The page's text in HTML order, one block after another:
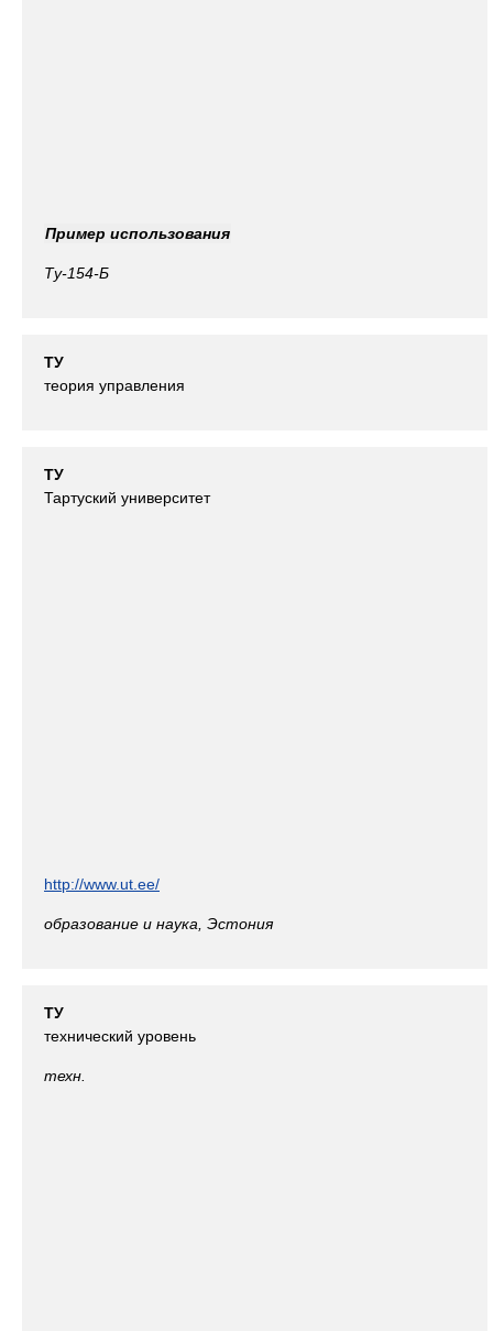
Пример использования
Ту-154-Б
ТУ
теория управления
ТУ
Тартуский университет
http://www.ut.ee/
образование и наука, Эстония
ТУ
технический уровень
техн.